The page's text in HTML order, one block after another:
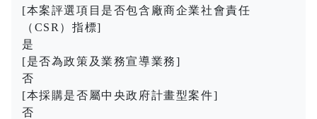
[本案評選項目是否包含廠商企業社會責任
（CSR）指標]
是
[是否為政策及業務宣導業務]
否
[本採購是否屬中央政府計畫型案件]
否